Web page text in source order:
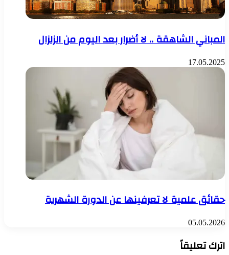
المباني الشاهقة .. لا أضرار بعد اليوم من الزلزال
17.05.2025
حقائق علمية لا تعرفينها عن الدورة الشهرية
05.05.2026
اترك تعليقاً